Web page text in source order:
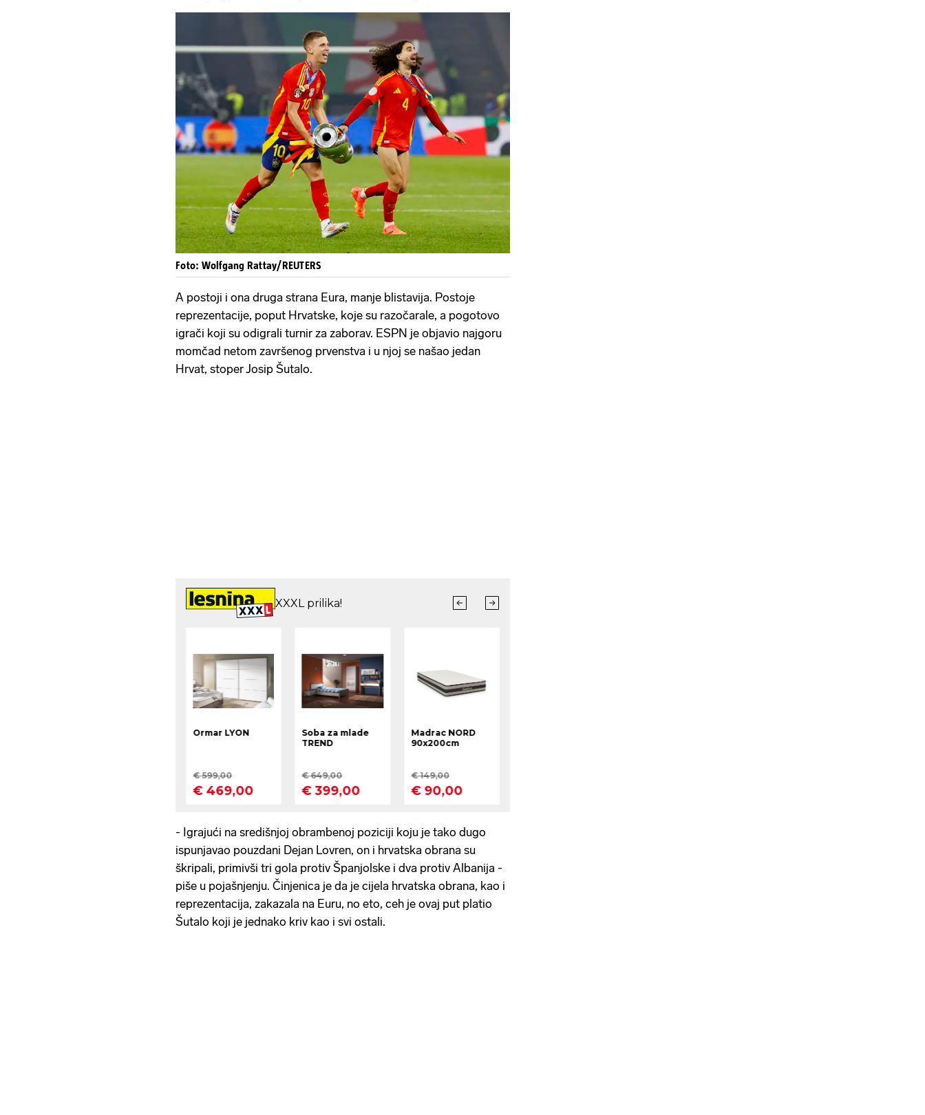
Foto: Wolfgang Rattay/REUTERS
A postoji i ona druga strana Eura, manje blistavija. Postoje
reprezentacije, poput Hrvatske, koje su razočarale, a pogotovo
igrači koji su odigrali turnir za zaborav. ESPN je objavio najgoru
momčad netom završenog prvenstva i u njoj se našao jedan
Hrvat, stoper Josip Šutalo.
- Igrajući na središnjoj obrambenoj poziciji koju je tako dugo
ispunjavao pouzdani Dejan Lovren, on i hrvatska obrana su
škripali, primivši tri gola protiv Španjolske i dva protiv Albanija -
piše u pojašnjenju. Činjenica je da je cijela hrvatska obrana, kao i
reprezentacija, zakazala na Euru, no eto, ceh je ovaj put platio
Šutalo koji je jednako kriv kao i svi ostali.